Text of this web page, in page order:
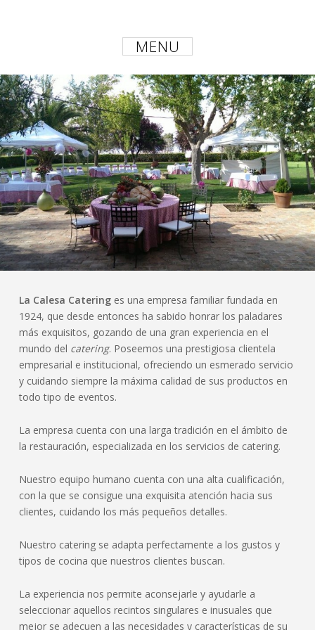
MENU
La Calesa Cateringes una empresa familiar fundada en
1924, que desde entonces ha sabido honrar los paladares
más exquisitos, gozando de una gran experiencia en el
mundo del catering. Poseemos una prestigiosa clientela
empresarial e institucional, ofreciendo un esmerado servicio
y cuidando siempre la máxima calidad de sus productos en
todo tipo de eventos.
La empresa cuenta con una larga tradición en el ámbito de
la restauración, especializada en los servicios de catering.
Nuestro equipo humano cuenta con una alta cualificación,
con la que se consigue una exquisita atención hacia sus
clientes, cuidando los más pequeños detalles.
Nuestro catering se adapta perfectamente a los gustos y
tipos de cocina que nuestros clientes buscan.
La experiencia nos permite aconsejarle y ayudarle a
seleccionar aquellos recintos singulares e inusuales que
mejor se adecuen a las necesidades y características de su